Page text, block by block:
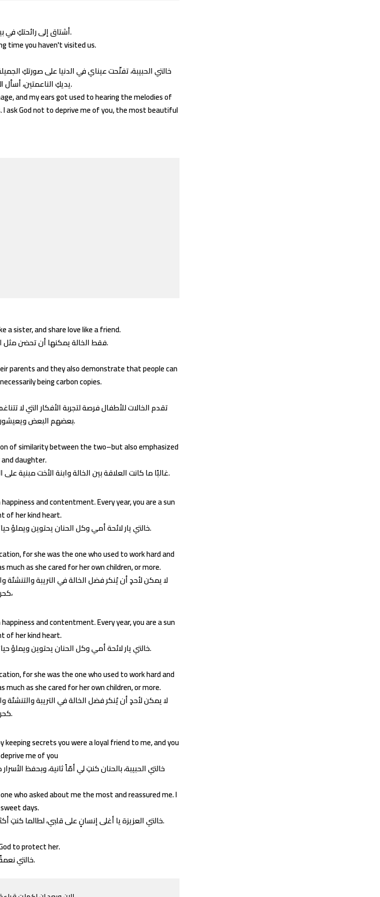
أشتاق إلى رائحتكِ في بيتنا يا خالتي، لقد مرّ وقتٌ طويلٌ لم تزورينا به.
time you haven't visited us.
خالتي الحبيبة، تفتّحت عيناي في الدنيا على صورتكِ
يديكِ الناعمتين، أسأل الله ألّا يحرمني منكِ يا أجمل شيءٍ في حياتي.
and my ears got used to hearing the melodies of
ask God not to deprive me of you, the most beautiful
a sister, and share love like a friend.
فقط الخالة يمكنها أن تحضن مثل الأم ، وتحتفظ بالأسرار مثل الأخت ، وتشارك الحب كصديق.
parents and they also demonstrate that people can
being carbon copies.
تقدم الخالات للأطفال فرصة لتجربة الأفكار التي لا
بعضهم البعض ويعيشون معًا دون أن يكونوا بالضرورة نسخًا كربونية.
of similarity between the two–but also emphasized
daughter.
غالبًا ما كانت العلاقة بين الخالة وابنة الأخت مبنية على الاعتراف بالتشابه بين الاثنين - لكنها أكدت أيضًا على الاختلاف بين الأم والابنة.
and contentment. Every year, you are a sun
of her kind heart.
خالتي يار لائحة أمي وكل الحنان يحتوين ويملؤ حياتي سعادة وهناء ، كل عام وأنتِ شمس تضيء حياتنا بنور قلبها الطيب.
for she was the one who used to work hard and
as she cared for her own children, or more.
لا يمكن لأحدٍ أن يُنكر فضل الخالة في التريبة
كحرصها على أبنائها أو اكثر،
and contentment. Every year, you are a sun
of her kind heart.
خالتي يار لائحة أمي وكل الحنان يحتوين ويملؤ حياتي سعادة وهناء ، كل عام وأنتِ شمس تضيء حياتنا بنور قلبها الطيب.
for she was the one who used to work hard and
as she cared for her own children, or more.
لا يمكن لأحدٍ أن يُنكر فضل الخالة في التريبة
كحرصها على أبنائها أو اكثر.
secrets you were a loyal friend to me, and you
me of you
خالتي الحبيبة، بالحنان كنتِ لي أمّاً ثانية، وبحفظ
who asked about me the most and reassured me. I
days.
خالتي العزيزة يا أغلى إنسانٍ على قلبي، لطالما كنتِ أكثرَ من يسألُ عنّي ويطمئنُّ عليّ، أتمنّى لكِ حياةً سعيدة وأيّاماً حلوةً ومديدة.
to protect her.
خالتي نعمةٌ من الله، أسأل الله أن يحفظها.